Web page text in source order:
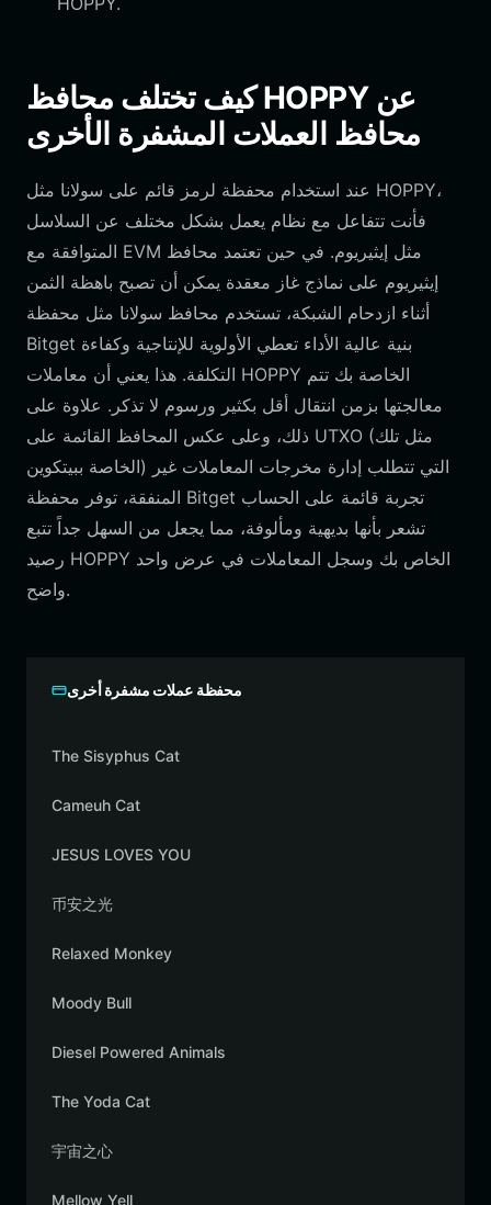
كيف تختلف محافظ HOPPY عن
محافظ العملات المشفرة الأخرى
عند استخدام محفظة لرمز قائم على سولانا مثل HOPPY،
فأنت تتفاعل مع نظام يعمل بشكل مختلف عن السلاسل
المتوافقة مع EVM مثل إيثيريوم. في حين تعتمد محافظ
إيثيريوم على نماذج غاز معقدة يمكن أن تصبح باهظة الثمن
أثناء ازدحام الشبكة، تستخدم محافظ سولانا مثل محفظة
Bitget بنية عالية الأداء تعطي الأولوية للإنتاجية وكفاءة
التكلفة. هذا يعني أن معاملات HOPPY الخاصة بك تتم
معالجتها بزمن انتقال أقل بكثير ورسوم لا تذكر. علاوة على
ذلك، وعلى عكس المحافظ القائمة على UTXO (مثل تلك
الخاصة ببيتكوين) التي تتطلب إدارة مخرجات المعاملات غير
المنفقة، توفر محفظة Bitget تجربة قائمة على الحساب
تشعر بأنها بديهية ومألوفة، مما يجعل من السهل جداً تتبع
رصيد HOPPY الخاص بك وسجل المعاملات في عرض واحد
واضح.
محفظة عملات مشفرة أخرى
The Sisyphus Cat
Cameuh Cat
JESUS LOVES YOU
币安之光
Relaxed Monkey
Moody Bull
Diesel Powered Animals
The Yoda Cat
宇宙之心
Mellow Yell